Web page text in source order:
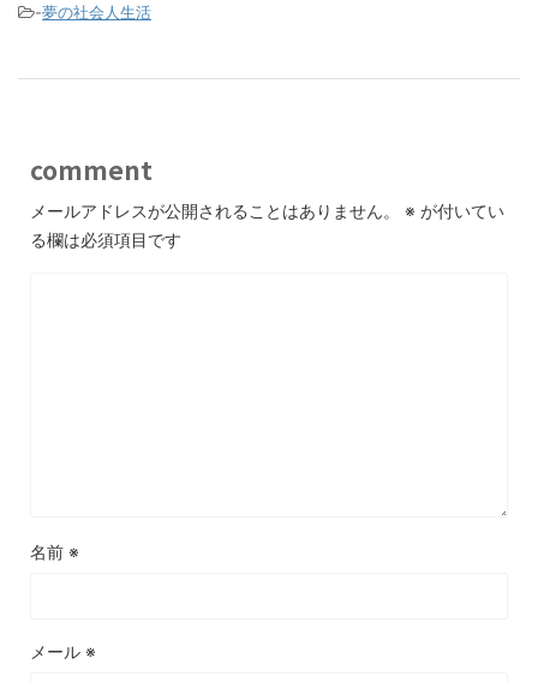
-夢の社会人生活
comment
メールアドレスが公開されることはありません。 ※ が付いてい
る欄は必須項目です
名前 ※
メール ※